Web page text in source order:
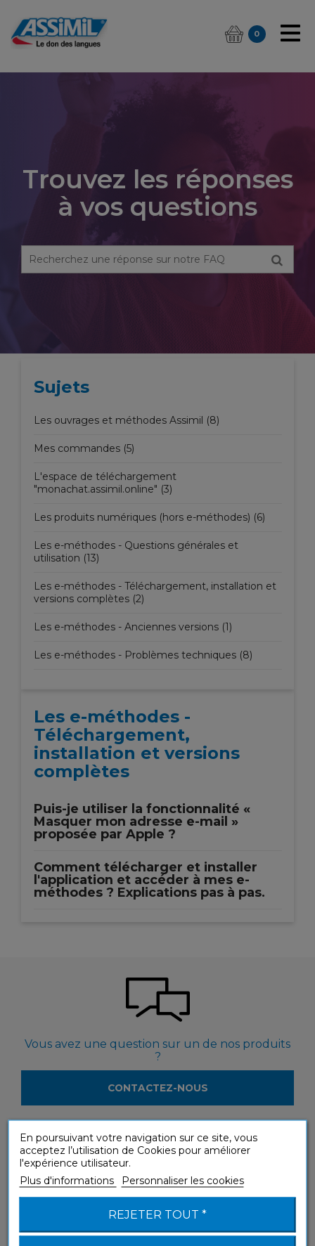
0
Trouvez les réponses
à vos questions
Sujets
Les ouvrages et méthodes Assimil (8)
Mes commandes (5)
L'espace de téléchargement
"monachat.assimil.online" (3)
Les produits numériques (hors e-méthodes) (6)
Les e-méthodes - Questions générales et
utilisation (13)
Les e-méthodes - Téléchargement, installation et
versions complètes (2)
Les e-méthodes - Anciennes versions (1)
Les e-méthodes - Problèmes techniques (8)
Les e-méthodes -
Téléchargement,
installation et versions
complètes
Puis-je utiliser la fonctionnalité «
Masquer mon adresse e-mail »
proposée par Apple ?
Comment télécharger et installer
l'application et accéder à mes e-
méthodes ? Explications pas à pas.
Vous avez une question sur un de nos produits
?
CONTACTEZ-NOUS
Vous souhaitez voir nos produits en magasin ?
LOCALISEZ LES REVENDEURS
En poursuivant votre navigation sur ce site, vous
acceptez l’utilisation de Cookies pour améliorer
l'expérience utilisateur.
Plus d'informations
Personnaliser les cookies
REJETER TOUT *